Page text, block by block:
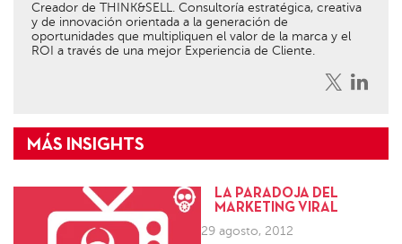
Creador de THINK&SELL. Consultoría estratégica, creativa
y de innovación orientada a la generación de
oportunidades que multipliquen el valor de la marca y el
ROI a través de una mejor Experiencia de Cliente.
LA PARADOJA DEL
MARKETING VIRAL
29 agosto, 2012